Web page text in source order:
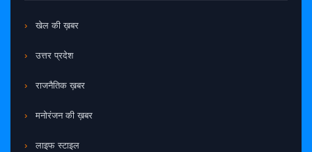
खेल की ख़बर
उत्तर प्रदेश
राजनैतिक ख़बर
मनोरंजन की ख़बर
लाइफ स्टाइल